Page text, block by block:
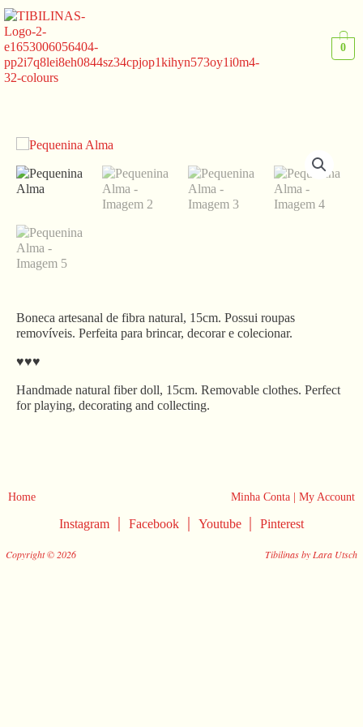
Ir
para
o
conteúdo
0
Boneca artesanal de fibra natural, 15cm. Possui roupas
removíveis. Perfeita para brincar, decorar e colecionar.
♥♥♥
Handmade natural fiber doll, 15cm. Removable clothes. Perfect
for playing, decorating and collecting.
Home Minha Conta | My Account
Instagram | Facebook | Youtube | Pinterest
Copyright © 2026 Tibilinas by Lara Utsch